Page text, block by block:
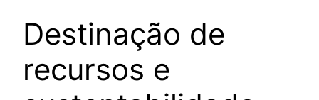
Destinação de
recursos e